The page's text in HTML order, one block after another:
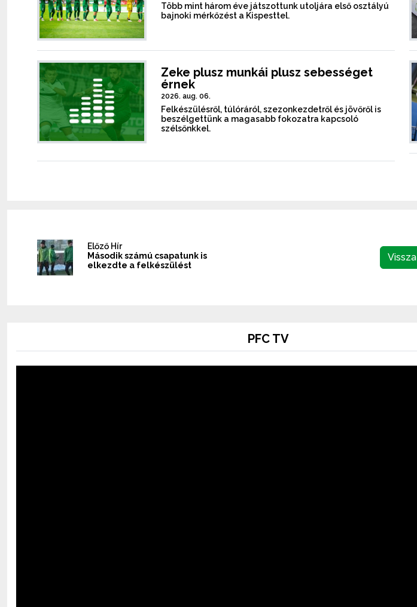
Több mint három éve játszottunk utoljára első osztályú
bajnoki mérkőzést a Kispesttel.
Zeke plusz munkái plusz sebességet
érnek
2026. aug. 06.
Felkészülésről, túlóráról, szezonkezdetről és jövőről is
beszélgettünk a magasabb fokozatra kapcsoló
szélsőnkkel.
Előző Hír
Második számú csapatunk is
elkezdte a felkészülést
Vissza
PFC TV